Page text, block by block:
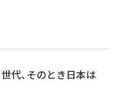
代、そのとき日本は